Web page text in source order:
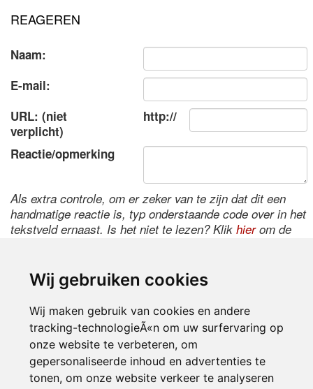
Wij gebruiken cookies
Wij maken gebruik van cookies en andere
tracking-technologieÃ«n om uw surfervaring op
onze website te verbeteren, om
gepersonaliseerde inhoud en advertenties te
tonen, om onze website verkeer te analyseren
REAGEREN
Naam:
E-mail:
URL: (niet
verplicht)
http://
Reactie/opmerking
Als extra controle, om er zeker van te zijn dat dit een
handmatige reactie is, typ onderstaande code over in het
tekstveld ernaast. Is het niet te lezen? Klik hierom de